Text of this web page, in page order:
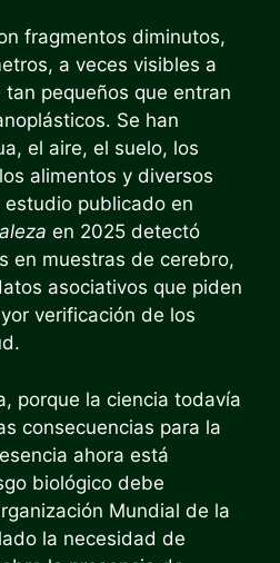
fragmentos diminutos,
a veces visibles a
pequeños que entran
Se han
el aire, el suelo, los
alimentos y diversos
publicado en
en 2025 detectó
en muestras de cerebro,
asociativos que piden
verificación de los
porque la ciencia todavía
consecuencias para la
ahora está
biológico debe
Mundial de la
la necesidad de